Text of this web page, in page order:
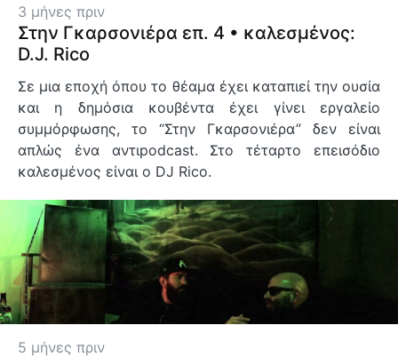
3 μήνες πριν
Στην Γκαρσονιέρα επ. 4 • καλεσμένος:
D.J. Rico
Σε μια εποχή όπου το θέαμα έχει καταπιεί την ουσία
και η δημόσια κουβέντα έχει γίνει εργαλείο
συμμόρφωσης, το “Στην Γκαρσονιέρα” δεν είναι
απλώς ένα αντιpodcast. Στο τέταρτο επεισόδιο
καλεσμένος είναι ο DJ Rico.
5 μήνες πριν